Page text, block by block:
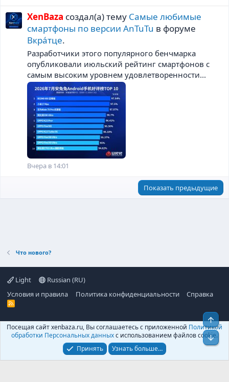
XenBaza создал(а) тему Самые любимые
смартфоны по версии AnTuTu в форуме
Вкра́тце.
Разработчики этого популярного бенчмарка
опубликовали июльский рейтинг смартфонов с
самым высоким уровнем удовлетворенности...
Вчера в 14:01
Показать предыдущие
Что нового?
Light
Russian (RU)
Условия и правила
Политика конфиденциальности Справка
R
©XenBaza, 2025-2026
Посещая сайт xenbaza.ru, Вы соглашаетесь с приложенной Политикой
обработки Персональных данныхс использованием файлов cookie.
Принять
Узнать больше…